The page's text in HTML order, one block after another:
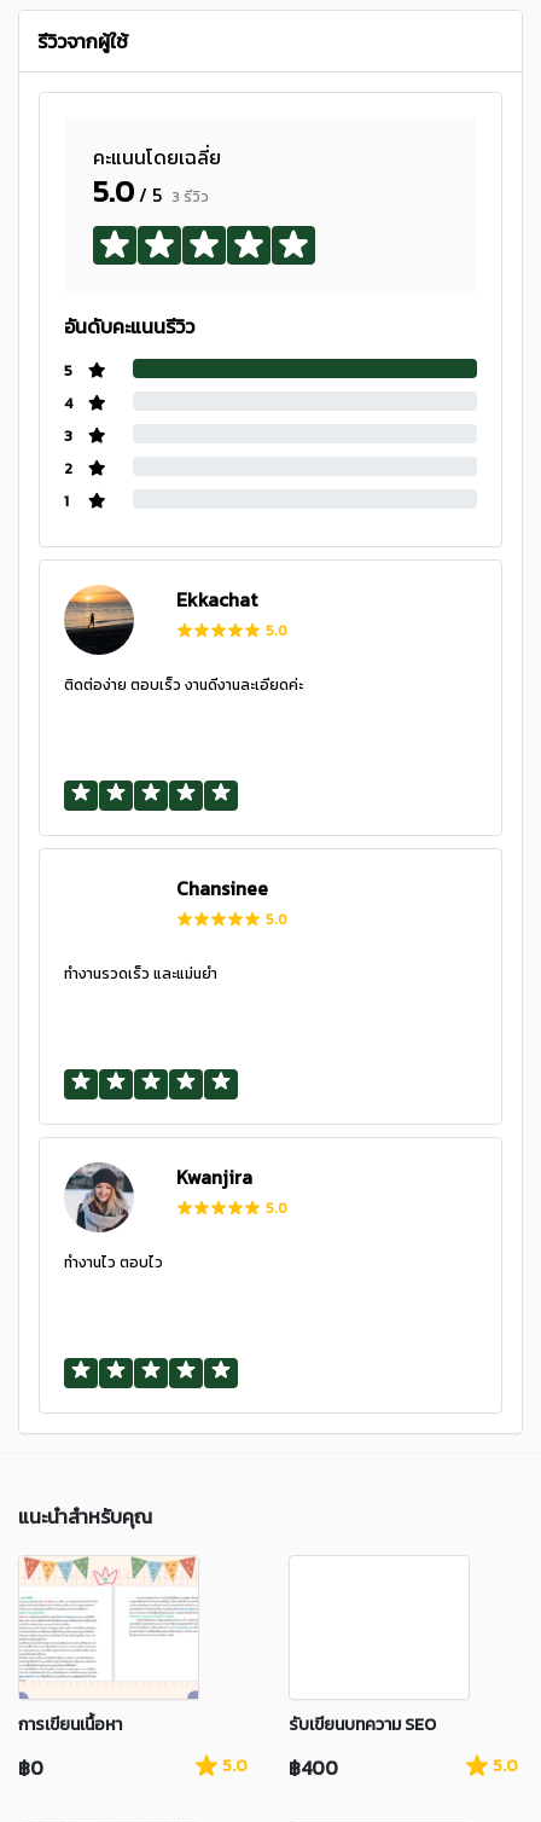
รีวิวจากผู้ใช้
คะแนนโดยเฉลี่ย
5.0/ 5 3 รีวิว
อันดับคะแนนรีวิว
5
4
3
2
1
Ekkachat
5.0
ติดต่อง่าย ตอบเร็ว งานดีงานละเอียดค่ะ
Chansinee
5.0
ทำงานรวดเร็ว และแม่นยำ
Kwanjira
5.0
ทำงานไว ตอบไว
แนะนำสำหรับคุณ
การเขียนเนื้อหา
฿0 5.0
รับเขียนบทความ SEO
฿400 5.0